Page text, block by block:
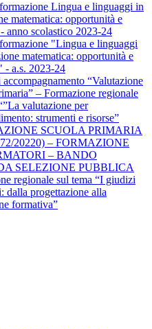
Lingua e linguaggi in
matematica: opportunità e
anno scolastico 2023-24
"Lingua e linguaggi
matematica: opportunità e
- a.s. 2023-24
“Valutazione
– Formazione regionale
valutazione per
strumenti e risorse”
SCUOLA PRIMARIA
20220) – FORMAZIONE
– BANDO
SELEZIONE PUBBLICA
regionale sul tema “I giudizi
dalla progettazione alla
formativa”